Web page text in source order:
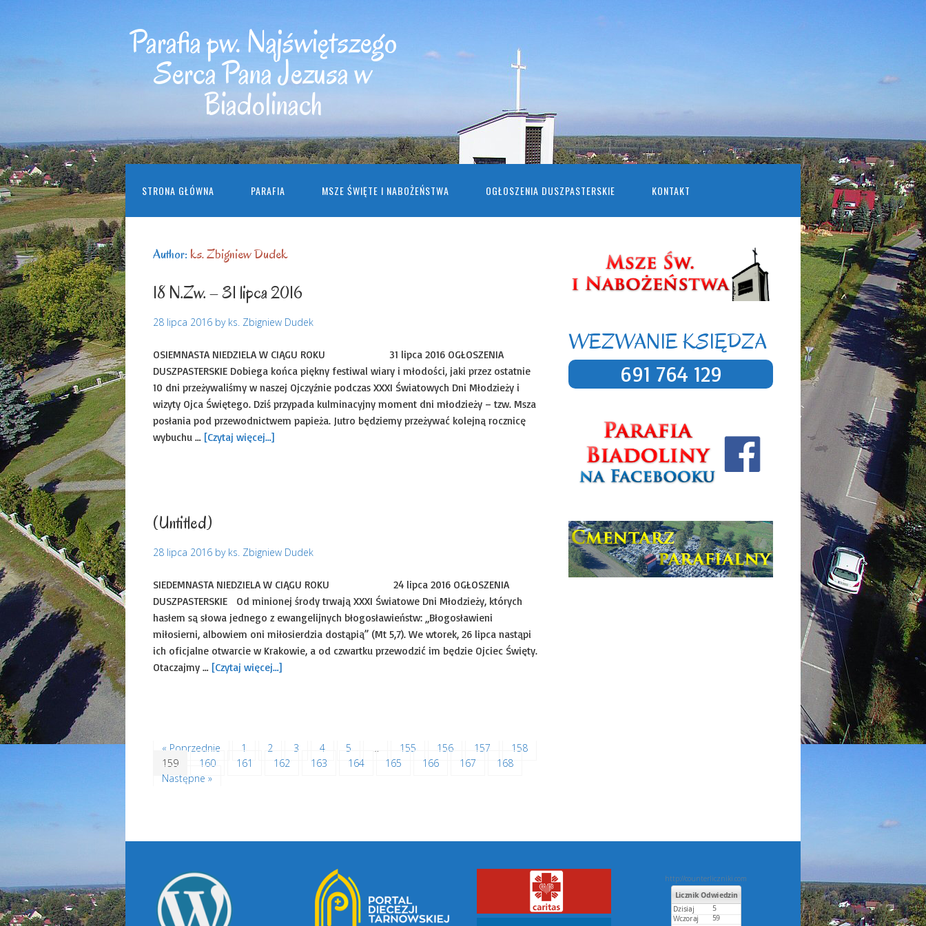
Parafia pw. Najświętszego
Serca Pana Jezusa w
Biadolinach
STRONA GŁÓWNA PARAFIA MSZE ŚWIĘTE I NABOŻEŃSTWA OGŁOSZENIA DUSZPASTERSKIE KONTAKT
Author: ks. Zbigniew Dudek
18 N.Zw. – 31 lipca 2016
28 lipca 2016 by ks. Zbigniew Dudek
OSIEMNASTA NIEDZIELA W CIĄGU ROKU 31 lipca 2016 OGŁOSZENIA
DUSZPASTERSKIE Dobiega końca piękny festiwal wiary i młodości, jaki przez ostatnie
10 dni przeżywaliśmy w naszej Ojczyźnie podczas XXXI Światowych Dni Młodzieży i
wizyty Ojca Świętego. Dziś przypada kulminacyjny moment dni młodzieży – tzw. Msza
posłania pod przewodnictwem papieża. Jutro będziemy przeżywać kolejną rocznicę
wybuchu … [Czytaj więcej…]
(Untitled)
28 lipca 2016 by ks. Zbigniew Dudek
SIEDEMNASTA NIEDZIELA W CIĄGU ROKU 24 lipca 2016 OGŁOSZENIA
DUSZPASTERSKIE Od minionej środy trwają XXXI Światowe Dni Młodzieży, których
hasłem są słowa jednego z ewangelijnych błogosławieństw: „Błogosławieni
miłosierni, albowiem oni miłosierdzia dostąpią” (Mt 5,7). We wtorek, 26 lipca nastąpi
ich oficjalne otwarcie w Krakowie, a od czwartku przewodzić im będzie Ojciec Święty.
Otaczajmy … [Czytaj więcej…]
« Poprzednie 1 2 3 4 5 … 155 156 157
158
159
160 161 162 163 164 165 166 167
168
Następne »
WEZWANIE KSIĘDZA
691 764 129
http://counterliczniki.com